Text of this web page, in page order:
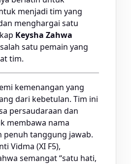
menjadi tim yang
menghargai satu
Keysha Zahwa
satu pemain yang
tim.
kemenangan yang
dari kebetulan. Tim ini
persaudaraan dan
membawa nama
penuh tanggung jawab.
Vidma (XI F5),
semangat “satu hati,